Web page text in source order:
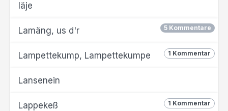
läje
5 Kommentare
Lamäng, us d'r
1 Kommentar
Lampettekump, Lampettekumpe
Lansenein
1 Kommentar
Lappekeß